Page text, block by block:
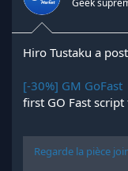
d
e
a
i
s
Geek
Hiro Tustaku a
[-30%] GM
first GO Fast
Regarde la pièce